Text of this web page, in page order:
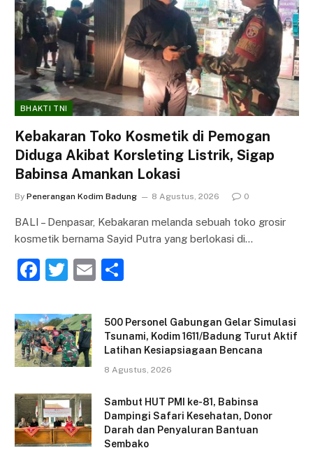
BHAKTI TNI
Kebakaran Toko Kosmetik di Pemogan
Diduga Akibat Korsleting Listrik, Sigap
Babinsa Amankan Lokasi
By Penerangan Kodim Badung 8 Agustus, 2026 0
BALI – Denpasar, Kebakaran melanda sebuah toko grosir
kosmetik bernama Sayid Putra yang berlokasi di…
F
c
e
b
o
k
T
itt
er
E
ai ar
e
500 Personel Gabungan Gelar Simulasi
Tsunami, Kodim 1611/Badung Turut Aktif
Latihan Kesiapsiagaan Bencana
8 Agustus, 2026
Sambut HUT PMI ke-81, Babinsa
Dampingi Safari Kesehatan, Donor
Darah dan Penyaluran Bantuan
Sembako